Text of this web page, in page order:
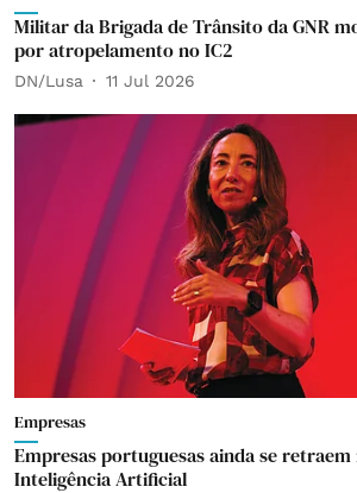
Militar da Brigada de Trânsito da GNR
por atropelamento no IC2
DN/Lusa 11 Jul 2026
Empresas
Empresas portuguesas ainda se
Inteligência Artificial